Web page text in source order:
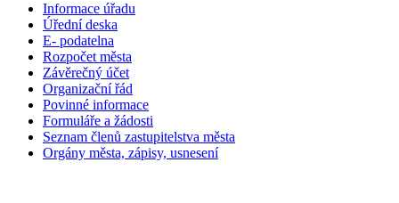
Informace úřadu
Úřední deska
E- podatelna
Rozpočet města
Závěrečný účet
Organizační řád
Povinné informace
Formuláře a žádosti
Seznam členů zastupitelstva města
Orgány města, zápisy, usnesení